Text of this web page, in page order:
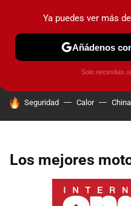
PRUEBAS COCHES
HOY SE HABLA DE
Seguridad Calor China
Los mejores
Ya puedes ver más
Añádenos
Solo necesitas